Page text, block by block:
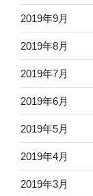
2019年9月
2019年8月
2019年7月
2019年6月
2019年5月
2019年4月
2019年3月